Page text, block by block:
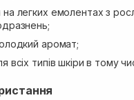
легких емолентах з
аромат;
всіх типів шкіри в тому